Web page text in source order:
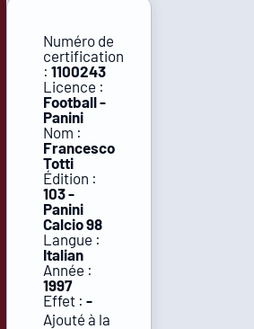
Numéro de
certification
: 1100243
Licence :
Football -
Panini
Nom :
Francesco
Totti
Édition :
103 -
Panini
Calcio 98
Langue :
Italian
Année :
1997
Effet : -
Ajouté à la